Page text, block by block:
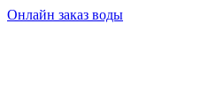
Онлайн заказ воды